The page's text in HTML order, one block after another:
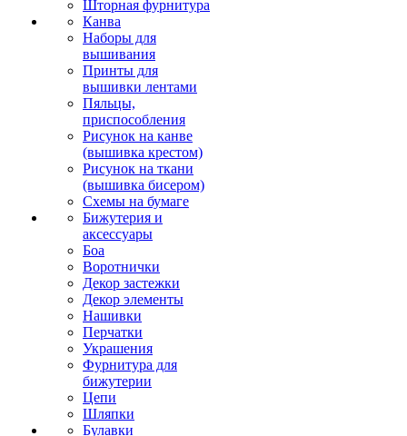
Шторная фурнитура
Канва
Наборы для
вышивания
Принты для
вышивки лентами
Пяльцы,
приспособления
Рисунок на канве
(вышивка крестом)
Рисунок на ткани
(вышивка бисером)
Схемы на бумаге
Бижутерия и
аксессуары
Боа
Воротнички
Декор застежки
Декор элементы
Нашивки
Перчатки
Украшения
Фурнитура для
бижутерии
Цепи
Шляпки
Булавки